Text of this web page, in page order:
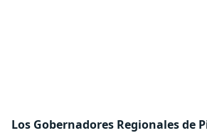
Los Gobernadores Regionales de